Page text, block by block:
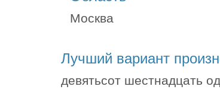
Москва
Лучший вариант
девятьсот шестнадцать